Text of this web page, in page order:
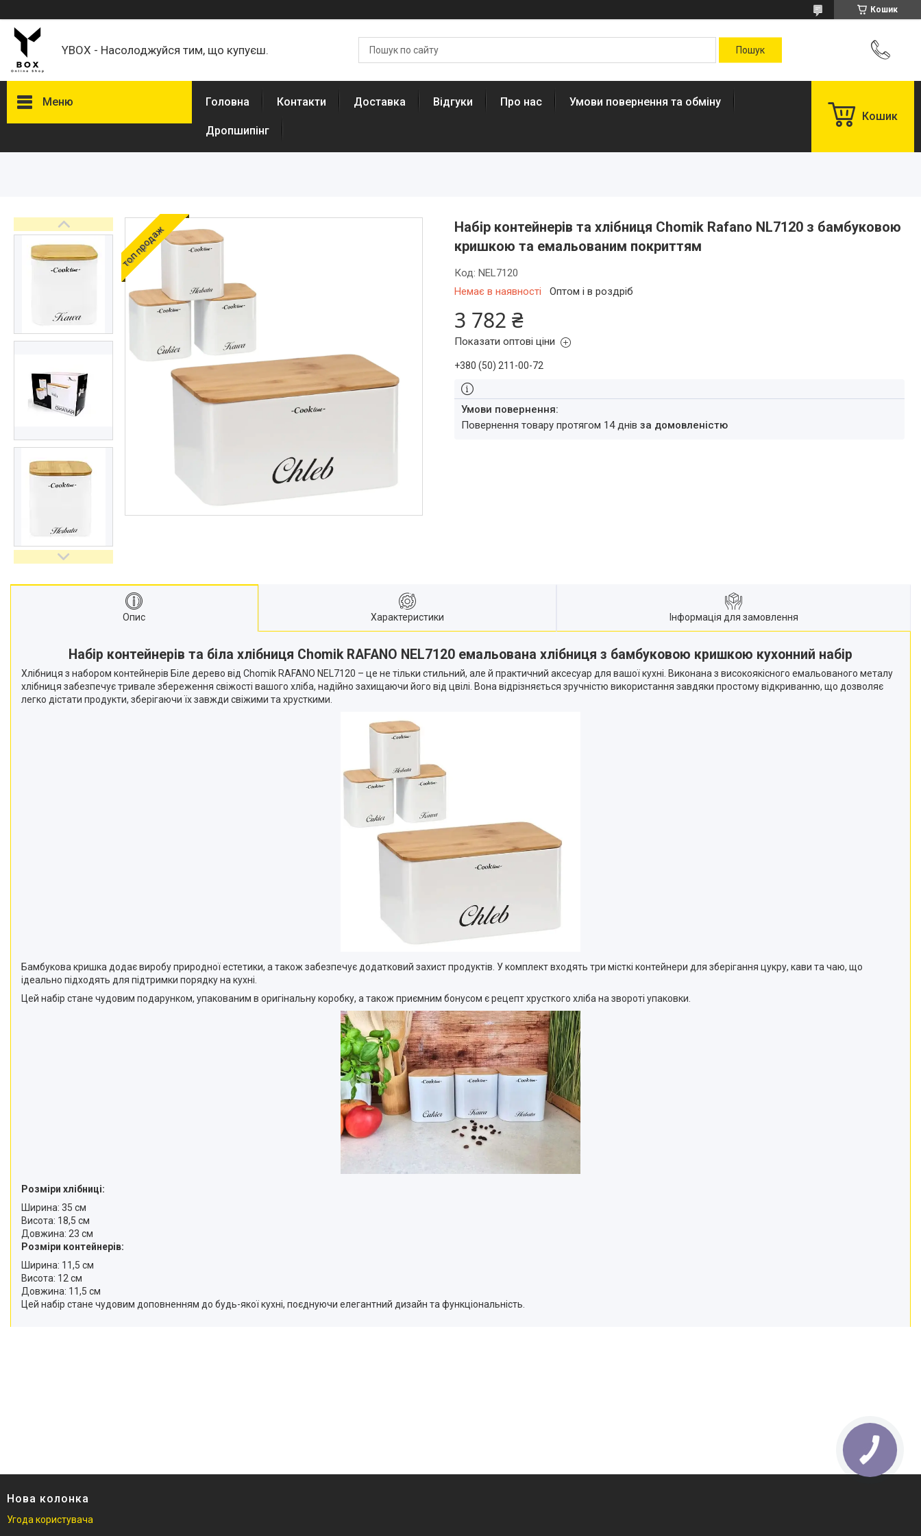
Кошик
YBOX - Насолоджуйся тим, що купуєш.
Меню
Спорт і туризм
Авто товары
Товари для дітей
Техніка для дому
Інструменти і обладнання
Все для краси та здоров'я
Все для саду
Інші товари
Електроніка
Головна Контакти Доставка Відгуки Про нас Умови повернення та обміну
Дропшипінг
Кошик
топ продаж
Набір контейнерів та хлібниця Chomik Rafano NL7120 з бамбуковою
кришкою та емальованим покриттям
Немає в наявності Оптом і в роздріб
Код: NEL7120
3 782 ₴
Показати оптові ціни
+380 (50) 211-00-72
повернення товару протягом 14 днів за домовленістю
Опис Характеристики Інформація для замовлення
Набір контейнерів та біла хлібниця Chomik RAFANO NEL7120 емальована хлібниця з бамбуковою кришкою кухонний набір
Хлібниця з набором контейнерів Біле дерево від Chomik RAFANO NEL7120 – це не тільки стильний, але й практичний аксесуар для вашої кухні. Виконана з високоякісного емальованого металу
хлібниця забезпечує тривале збереження свіжості вашого хліба, надійно захищаючи його від цвілі. Вона відрізняється зручністю використання завдяки простому відкриванню, що дозволяє
легко дістати продукти, зберігаючи їх завжди свіжими та хрусткими.
Бамбукова кришка додає виробу природної естетики, а також забезпечує додатковий захист продуктів. У комплект входять три місткі контейнери для зберігання цукру, кави та чаю, що
ідеально підходять для підтримки порядку на кухні.
Цей набір стане чудовим подарунком, упакованим в оригінальну коробку, а також приємним бонусом є рецепт хрусткого хліба на звороті упаковки.
Розміри хлібниці:
Ширина: 35 см
Висота: 18,5 см
Довжина: 23 см
Розміри контейнерів:
Ширина: 11,5 см
Висота: 12 см
Довжина: 11,5 см
Цей набір стане чудовим доповненням до будь-якої кухні, поєднуючи елегантний дизайн та функціональність.
Нова колонка
Угода користувача